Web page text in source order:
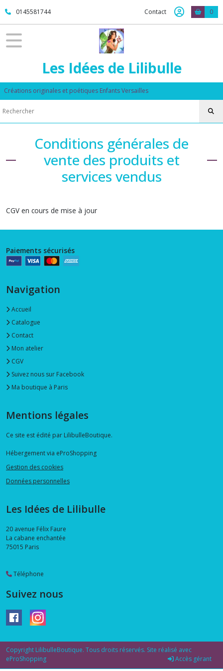
0145581744 Contact 0
Les Idées de Lilibulle
Créations originales et poétiques Enfants Versailles
Conditions générales de
vente des produits et
services vendus
CGV en cours de mise à jour
Paiements sécurisés
Navigation
Accueil
Catalogue
Contact
Mon atelier
CGV
Suivez nous sur Facebook
Ma boutique à Paris
Mentions légales
Ce site est édité par LilibulleBoutique.
Hébergement via eProShopping
Gestion des cookies
Données personnelles
Les Idées de Lilibulle
20 avenue Félix Faure
La cabane enchantée
75015 Paris
Téléphone
Suivez nous
Copyright LilibulleBoutique. Tous droits réservés. Site réalisé avec
eProShopping
Accès gérant